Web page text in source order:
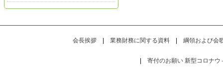
会長挨拶| 業務財務に関する資料| 綱領および会
寄付のお願い 新型コロナウ